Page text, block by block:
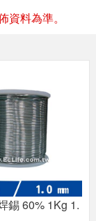
料為準。
錫 60% 1Kg 1.